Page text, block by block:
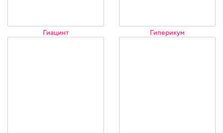
Гиацинт Гиперикум